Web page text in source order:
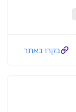
בקרו באתר